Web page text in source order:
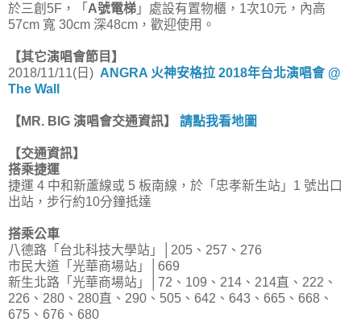
於三創5F，「 A號電梯 」處設有置物櫃，1次10元，內高
57cm 寬 30cm 深48cm，歡迎使用。
【其它演唱會節目】
2018/11/11(日) ANGRA 火神安格拉 2018年台北演唱會 @
The Wall
【MR. BIG 演唱會交通資訊】 請點我看地圖
【交通資訊】
搭乘捷運
捷運 4 中和新蘆線或 5 板南線，於「忠孝新生站」1 號出口
出站，步行約10分鐘抵達
搭乘公車
八德路「台北科技大學站」│205、257、276
市民大道「光華商場站」│669
新生北路「光華商場站」│72、109、214、214直、222、
226、280、280直、290、505、642、643、665、668、
675、676、680